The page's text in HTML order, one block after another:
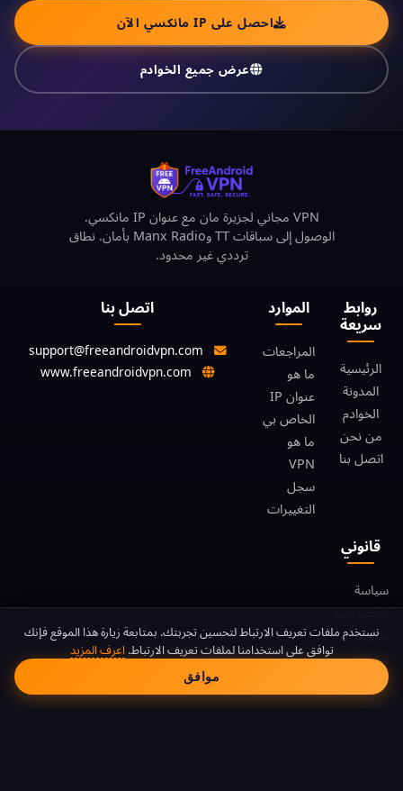
احصل على IP مانكسي الآن
عرض جميع الخوادم
روابط
سريعة
الرئيسية
المدونة
الخوادم
من نحن
اتصل بنا
الموارد
المراجعات
ما هو
عنوان IP
الخاص بي
ما هو
VPN
سجل
التغييرات
قانوني
سياسة
الخصوصية
شروط
الخدمة
سياسة
ملفات
VPN مجاني لجزيرة مان مع عنوان IP مانكسي.
الوصول إلى سباقات TT وManx Radio بأمان. نطاق
ترددي غير محدود.
اتصل بنا
موافقة ملفات تعريف
نستخدم ملفات تعريف الارتباط لتحسين تجربتك. بمتابعة زيارة هذا الموقع فإنك
توافق على استخدامنا لملفات تعريف الارتباط.اعرف المزيد
موافق